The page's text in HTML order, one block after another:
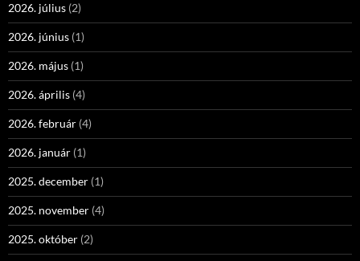
2026. július (2)
2026. június (1)
2026. május (1)
2026. április (4)
2026. február (4)
2026. január (1)
2025. december (1)
2025. november (4)
2025. október (2)